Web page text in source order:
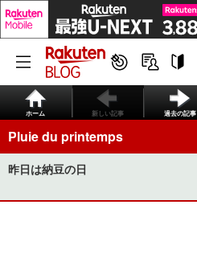
ホーム 新しい記事 過去の記事
Pluie du printemps
昨日は納豆の日